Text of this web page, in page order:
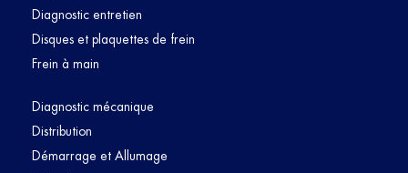
Diagnostic entretien
Disques et plaquettes de frein
Frein à main
Diagnostic mécanique
Distribution
Démarrage et Allumage